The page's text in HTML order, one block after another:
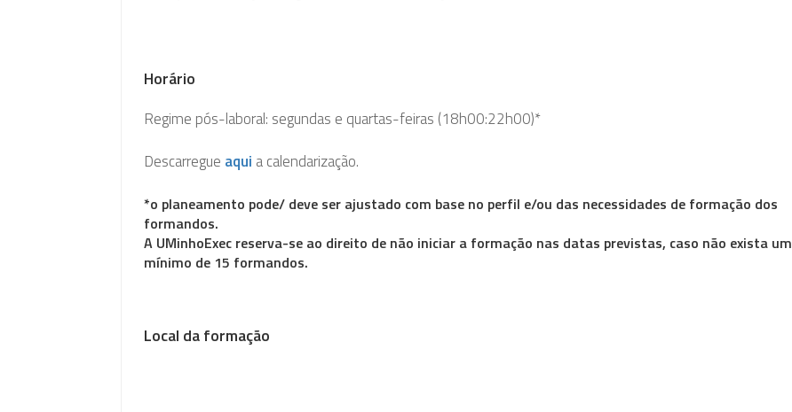
Horário
Regime pós-laboral: segundas e quartas-feiras (18h00:22h00)*
Descarregue aqui a calendarização.
*o planeamento pode/ deve ser ajustado com base no perfil e/ou das necessidades de formação dos
formandos.
A UMinhoExec reserva-se ao direito de não iniciar a formação nas datas previstas, caso não exista um
mínimo de 15 formandos.
Local da formação